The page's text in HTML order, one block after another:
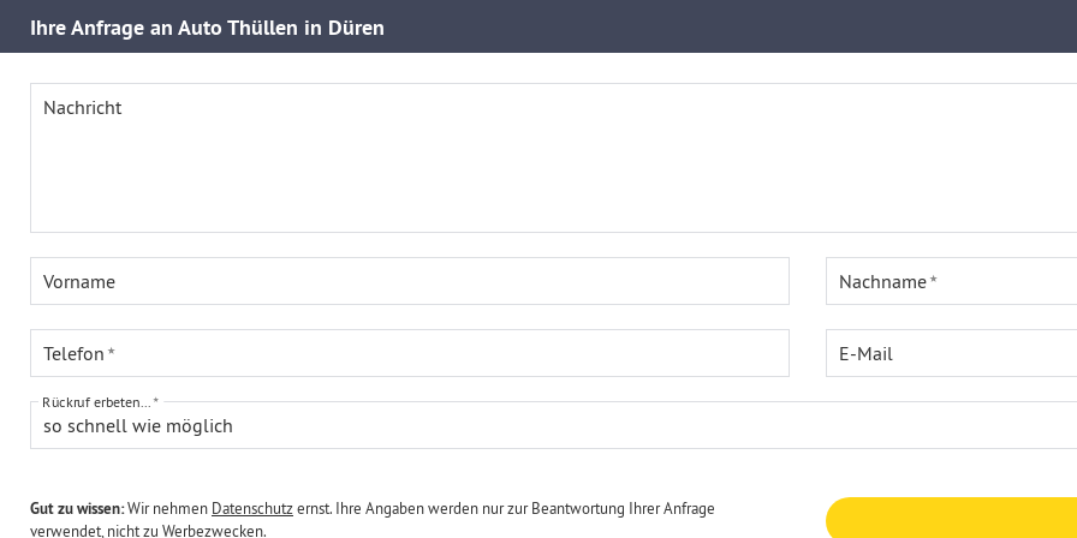
IhreAnfrage an Auto Thüllen in Düren
Nachricht
Vorname Nachname
Telefon E-Mail
so schnell wie möglich
Rückruf erbeten...
Gut zu wissen:Wir nehmen Datenschutzernst. Ihre Angaben werden nur zur Beantwortung Ihrer Anfrage
verwendet, nicht zu Werbezwecken.